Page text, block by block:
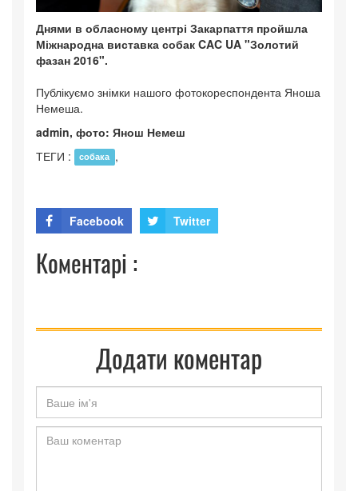
Днями в обласному центрі Закарпаття пройшла
Міжнародна виставка собак CAC UA "Золотий
фазан 2016".
Публікуємо знімки нашого фотокореспондента Яноша
Немеша.
admin, фото: Янош Немеш
ТЕГИ :
собака ,
Facebook Twitter
Коментарі :
Додати коментар